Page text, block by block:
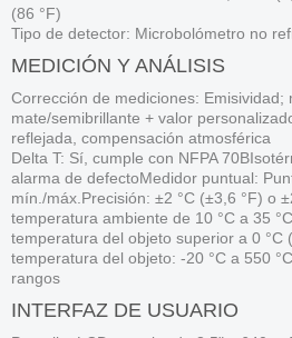
(86 °F)
Tipo de detector: Microbolómetro no
MEDICIÓN Y ANÁLISIS
Corrección de mediciones: Emisividad;
mate/semibrillante + valor
reflejada, compensación atmosférica
Delta T: Sí, cumple con NFPA
alarma de defectoMedidor puntual:
mín./máx.Precisión: ±2 °C (±3,6 °F) o
temperatura ambiente de 10 °C a 35
temperatura del objeto superior a 0 °C
temperatura del objeto: -20 °C a 550
rangos
INTERFAZ DE USUARIO